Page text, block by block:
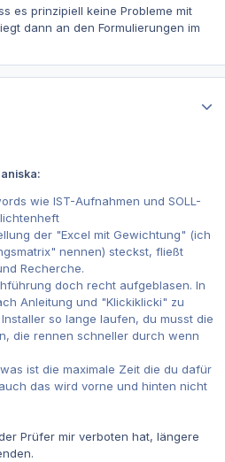
es prinzipiell keine Probleme mit
dann an den Formulierungen im
wie IST-Aufnahmen und SOLL-
der "Excel mit Gewichtung" (ich
nennen) steckst, fließt
Recherche.
doch recht aufgeblasen. In
Anleitung und "Klickiklicki" zu
so lange laufen, du musst die
die rennen schneller durch wenn
ist die maximale Zeit die du dafür
das wird vorne und hinten nicht
Prüfer mir verboten hat, längere